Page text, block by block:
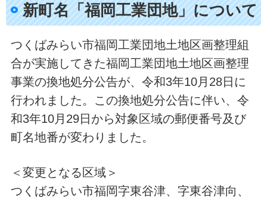
新町名「福岡工業団地」について
つくばみらい市福岡工業団地土地区画整理組
合が実施してきた福岡工業団地土地区画整理
事業の換地処分公告が、令和3年10月28日に
行われました。この換地処分公告に伴い、令
和3年10月29日から対象区域の郵便番号及び
町名地番が変わりました。
＜変更となる区域＞
つくばみらい市福岡字東谷津、字東谷津向、